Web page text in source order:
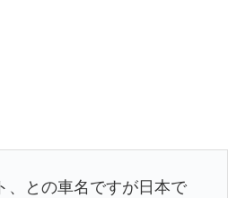
、との車名ですが日本で